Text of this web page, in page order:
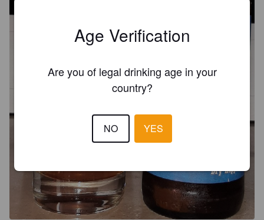
Age Verification
Are you of legal drinking age in your
country?
NO YES